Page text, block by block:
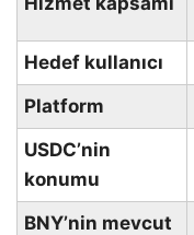
Hedef kullanıcı
Platform
USDC’nin
konumu
BNY’nin mevcut